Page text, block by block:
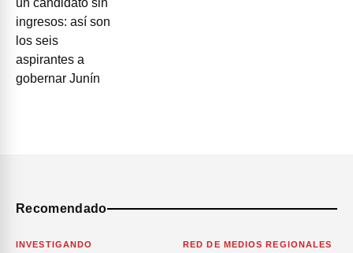
Recomendado
INVESTIGANDO RED DE MEDIOS REGIONALES